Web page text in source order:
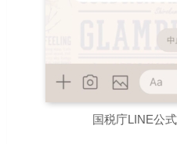
国税庁LINE公